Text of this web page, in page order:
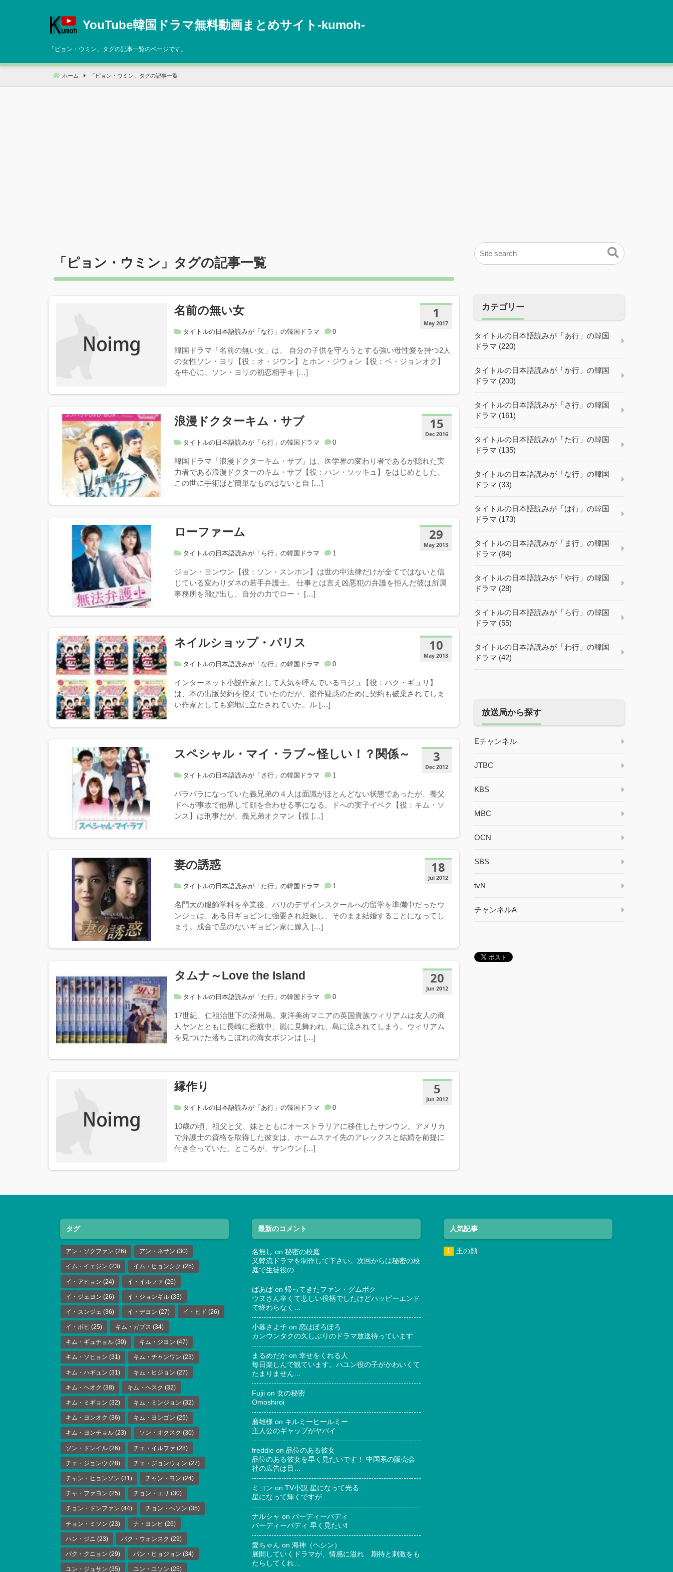
へ
動
YouTube韓国ドラマ無料動画まとめサイト‐kumoh‐
「 ピョン・ウミン 」タグの記事一覧のページです。
ホーム 「 ピョン・ウミン 」タグの記事一覧
「 ピョン・ウミン 」タグの記事一覧
1
May 2017
名前の無い女
タイトルの日本語読みが「な行」の韓国ドラマ 0
韓国ドラマ「名前の無い女」は、 自分の子供を守ろうとする強い母性愛を持つ2人
の女性ソン・ヨリ【役：オ・ジウン】とホン・ジウォン【役：ペ・ジョンオク】
を中心に、ソン・ヨリの初恋相手キ […]
15
Dec 2016
浪漫ドクターキム・サブ
タイトルの日本語読みが「ら行」の韓国ドラマ 0
韓国ドラマ「浪漫ドクターキム・サブ」は、医学界の変わり者であるが隠れた実
力者である浪漫ドクターのキム・サブ【役：ハン・ソッキュ】をはじめとした、
この世に手術ほど簡単なものはないと自 […]
29
May 2013
ローファーム
タイトルの日本語読みが「ら行」の韓国ドラマ 1
ジョン・ヨンウン【役：ソン・スンホン】は世の中法律だけが全てではないと信
じている変わりダネの若手弁護士。 仕事とは言え凶悪犯の弁護を拒んだ彼は所属
事務所を飛び出し、自分の力でロー・ […]
10
May 2013
ネイルショップ・パリス
タイトルの日本語読みが「な行」の韓国ドラマ 0
インターネット小説作家として人気を呼んでいるヨジュ【役：パク・ギュリ】
は、本の出版契約を控えていたのだが、盗作疑惑のために契約も破棄されてしま
い作家としても窮地に立たされていた。ル […]
3
Dec 2012
スペシャル・マイ・ラブ～怪しい！？関係～
タイトルの日本語読みが「さ行」の韓国ドラマ 1
バラバラになっていた義兄弟の４人は面識がほとんどない状態であったが、養父
ドヘが事故で他界して顔を合わせる事になる。ドへの実子イベク【役：キム・ソ
ンス】は刑事だが、義兄弟オクマン【役 […]
18
Jul 2012
妻の誘惑
タイトルの日本語読みが「た行」の韓国ドラマ 1
名門大の服飾学科を卒業後、パリのデザインスクールへの留学を準備中だったウ
ンジェは、ある日ギョビンに強要され妊娠し、そのまま結婚することになってし
まう。成金で品のないギョビン家に嫁入 […]
20
Jun 2012
タムナ～Love the Island
タイトルの日本語読みが「た行」の韓国ドラマ 0
17世紀、仁祖治世下の済州島。東洋美術マニアの英国貴族ウィリアムは友人の商
人ヤンとともに長崎に密航中、嵐に見舞われ、島に流されてしまう。ウィリアム
を見つけた落ちこぼれの海女ボジンは […]
5
Jun 2012
縁作り
タイトルの日本語読みが「あ行」の韓国ドラマ 0
10歳の頃、祖父と父、妹とともにオーストラリアに移住したサンウン。アメリカ
で弁護士の資格を取得した彼女は、ホームステイ先のアレックスと結婚を前提に
付き合っていた。ところが、サンウン […]
カテゴリー
タイトルの日本語読みが「あ行」の韓国
ドラマ (220)
タイトルの日本語読みが「か行」の韓国
ドラマ (200)
タイトルの日本語読みが「さ行」の韓国
ドラマ (161)
タイトルの日本語読みが「た行」の韓国
ドラマ (135)
タイトルの日本語読みが「な行」の韓国
ドラマ (33)
タイトルの日本語読みが「は行」の韓国
ドラマ (173)
タイトルの日本語読みが「ま行」の韓国
ドラマ (84)
タイトルの日本語読みが「や行」の韓国
ドラマ (28)
タイトルの日本語読みが「ら行」の韓国
ドラマ (55)
タイトルの日本語読みが「わ行」の韓国
ドラマ (42)
放送局から探す
Eチャンネル
JTBC
KBS
MBC
OCN
SBS
tvN
チャンネルA
タグ
アン・ソクファン (26) アン・ネサン (30)
イム・イェジン (23) イム・ヒョンシク (25)
イ・アヒョン (24) イ・イルファ (26)
イ・ジェヨン (26) イ・ジョンギル (33)
イ・スンジェ (36) イ・デヨン (27) イ・ヒド (26)
イ・ボヒ (25) キム・ガプス (34)
キム・ギュチョル (30) キム・ジヨン (47)
キム・ソヒョン (31) キム・チャンワン (23)
キム・ハギュン (31) キム・ヒジョン (27)
キム・ヘオク (38) キム・ヘスク (32)
キム・ミギョン (32) キム・ミンジョン (32)
キム・ヨンオク (36) キム・ヨンゴン (25)
キム・ヨンチョル (23) ソン・オクスク (30)
ソン・ドンイル (26) チェ・イルファ (28)
チェ・ジョンウ (28) チェ・ジョンウォン (27)
チャン・ヒョンソン (31) チャン・ヨン (24)
チャ・ファヨン (25) チョン・エリ (30)
チョン・ドンファン (44) チョン・ヘソン (35)
チョン・ミソン (23) ナ・ヨンヒ (26)
ハン・ジニ (23) パク・ウォンスク (29)
パク・クニョン (29) パン・ヒョジョン (34)
ユン・ジュサン (35) ユン・ユソン (25)
最新のコメント
名無し on 秘密の校庭
又韓流ドラマを制作して下さい。次回からは秘密の校
庭で生徒役の…
ばあば on 帰ってきたファン・グムボク
ウヌさん辛くて悲しい役柄でしたけどハッピーエンド
で終わらなく…
小暮さよ子 on 恋はぽろぽろ
カンウンタクの久しぶりのドラマ放送待っています
まるめだか on 幸せをくれる人
毎日楽しんで観ています。ハユン役の子がかわいくて
たまりません…
Fujii on 女の秘密
Omoshiroi
磨雄様 on キルミーヒールミー
主人公のギャップがヤバイ
freddie on 品位のある彼女
品位のある彼女を早く見たいです！ 中国系の販売会
社の広告は目…
ミヨン on TV小説 星になって光る
星になって輝くですが…
ナルシャ on バーディーバディ
バーディーバディ 早く見たい❗
愛ちゃん on 海神（ヘシン）
展開していくドラマが、情感に溢れ 期待と刺激をも
たらしてくれ…
人気記事
王の顔